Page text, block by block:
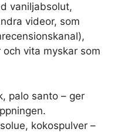
vaniljabsolut,
videor, som
vita myskar som
palo santo – ger
kokospulver –